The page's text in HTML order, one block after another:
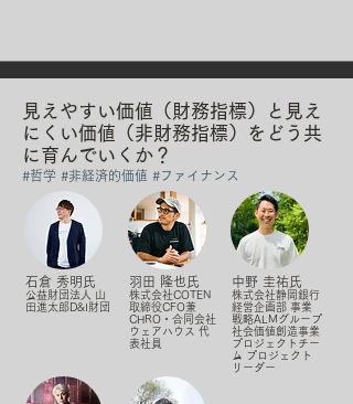
見えやすい価値（財務指標）と見え
にくい価値（非財務指標）をどう共
に育んでいくか？
#​哲学 #非経済的価値 #ファイナンス
石倉 秀明氏
公益財団法人 山
田進太郎D&I財団
羽田 隆也氏
株式会社COTEN
取締役CFO兼
CHRO・合同会社
ウェアハウス 代
表社員
中野 圭祐氏
株式会社静岡銀行
経営企画部 事業
戦略ALMグループ
社会価値創造事業
プロジェクトチー
ム プロジェクト
リーダー